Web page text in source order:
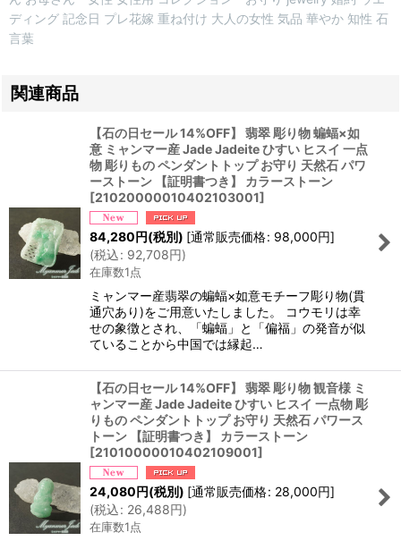
ディング 記念日 プレ花嫁 重ね付け 大人の女性 気品 華やか 知性 石
言葉
関連商品
【石の日セール 14%OFF】 翡翠 彫り物 蝙蝠×如
意 ミャンマー産 Jade Jadeite ひすい ヒスイ 一点
物 彫りもの ペンダントトップ お守り 天然石 パワ
ーストーン 【証明書つき】 カラーストーン
[21020000010402103001]
84,280円(税別) [通常販売価格: 98,000円]
(税込: 92,708円)
在庫数1点
ミャンマー産翡翠の蝙蝠×如意モチーフ彫り物(貫
通穴あり)をご用意いたしました。 コウモリは幸
せの象徴とされ、「蝙蝠」と「偏福」の発音が似
ていることから中国では縁起…
【石の日セール 14%OFF】 翡翠 彫り物 観音様 ミ
ャンマー産 Jade Jadeite ひすい ヒスイ 一点物 彫
りもの ペンダントトップ お守り 天然石 パワース
トーン 【証明書つき】 カラーストーン
[21010000010402109001]
24,080円(税別) [通常販売価格: 28,000円]
(税込: 26,488円)
在庫数1点